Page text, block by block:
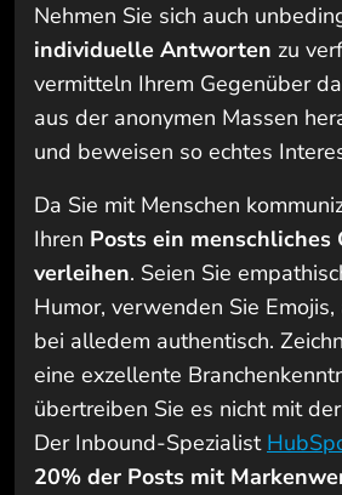
Nehmen Sie sich auch
individuelle Antworten zu
vermitteln Ihrem Gegenüber
aus der anonymen Massen
und beweisen so echtes
Da Sie mit Menschen
Ihren Posts ein menschliches
verleihen. Seien Sie
Humor, verwenden Sie
bei alledem authentisch.
eine exzellente
übertreiben Sie es nicht mit
Der Inbound-Spezialist
20% der Posts mit